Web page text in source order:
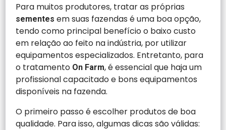
Para muitos produtores, tratar as próprias
sementes em suas fazendas é uma boa opção,
tendo como principal benefício o baixo custo
em relação ao feito na indústria, por utilizar
equipamentos especializados. Entretanto, para
o tratamento On Farm, é essencial que haja um
profissional capacitado e bons equipamentos
disponíveis na fazenda.
O primeiro passo é escolher produtos de boa
qualidade. Para isso, algumas dicas são válidas: